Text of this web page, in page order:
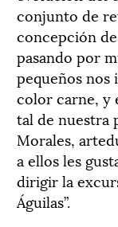
conjunto de
concepción
pasando por
pequeños
color carne, y
tal de nuestra
Morales,
a ellos les
dirigir la
Águilas”.